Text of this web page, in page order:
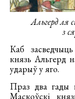
Альгерд ля
з
Каб
князь Альгерд
ударыў у яго.
Праз два гады
Маскоўскі